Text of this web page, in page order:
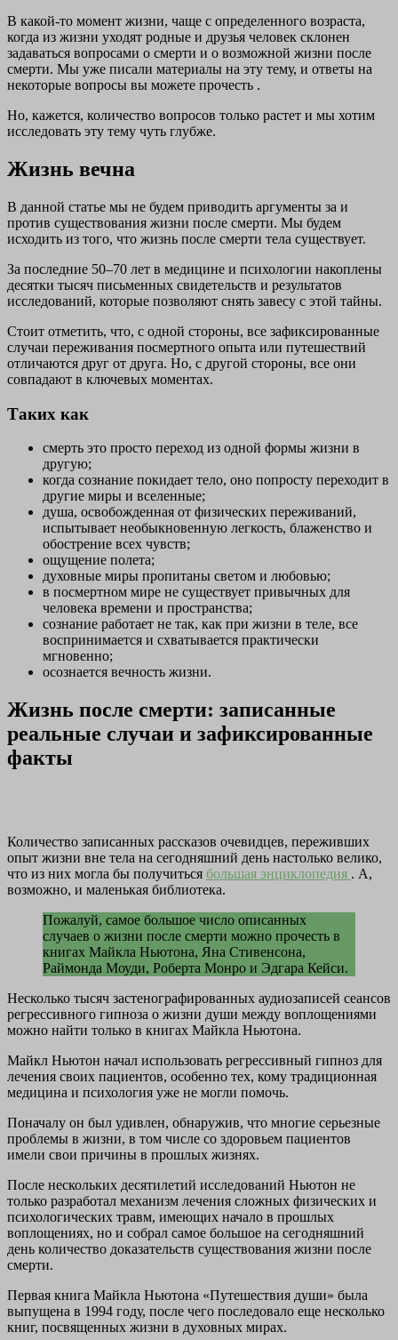
В какой-то момент жизни, чаще с определенного возраста,
когда из жизни уходят родные и друзья человек склонен
задаваться вопросами о смерти и о возможной жизни после
смерти. Мы уже писали материалы на эту тему, и ответы на
некоторые вопросы вы можете прочесть .
Но, кажется, количество вопросов только растет и мы хотим
исследовать эту тему чуть глубже.
Жизнь вечна
В данной статье мы не будем приводить аргументы за и
против существования жизни после смерти. Мы будем
исходить из того, что жизнь после смерти тела существует.
За последние 50–70 лет в медицине и психологии накоплены
десятки тысяч письменных свидетельств и результатов
исследований, которые позволяют снять завесу с этой тайны.
Стоит отметить, что, с одной стороны, все зафиксированные
случаи переживания посмертного опыта или путешествий
отличаются друг от друга. Но, с другой стороны, все они
совпадают в ключевых моментах.
Таких как
смерть это просто переход из одной формы жизни в
другую;
когда сознание покидает тело, оно попросту переходит в
другие миры и вселенные;
душа, освобожденная от физических переживаний,
испытывает необыкновенную легкость, блаженство и
обострение всех чувств;
ощущение полета;
духовные миры пропитаны светом и любовью;
в посмертном мире не существует привычных для
человека времени и пространства;
сознание работает не так, как при жизни в теле, все
воспринимается и схватывается практически
мгновенно;
осознается вечность жизни.
Жизнь после смерти: записанные
реальные случаи и зафиксированные
факты
Количество записанных рассказов очевидцев, переживших
опыт жизни вне тела на сегодняшний день настолько велико,
что из них могла бы получиться большая энциклопедия . А,
возможно, и маленькая библиотека.
Пожалуй, самое большое число описанных
случаев о жизни после смерти можно прочесть в
книгах Майкла Ньютона, Яна Стивенсона,
Раймонда Моуди, Роберта Монро и Эдгара Кейси.
Несколько тысяч застенографированных аудиозаписей сеансов
регрессивного гипноза о жизни души между воплощениями
можно найти только в книгах Майкла Ньютона.
Майкл Ньютон начал использовать регрессивный гипноз для
лечения своих пациентов, особенно тех, кому традиционная
медицина и психология уже не могли помочь.
Поначалу он был удивлен, обнаружив, что многие серьезные
проблемы в жизни, в том числе со здоровьем пациентов
имели свои причины в прошлых жизнях.
После нескольких десятилетий исследований Ньютон не
только разработал механизм лечения сложных физических и
психологических травм, имеющих начало в прошлых
воплощениях, но и собрал самое большое на сегодняшний
день количество доказательств существования жизни после
смерти.
Первая книга Майкла Ньютона «Путешествия души» была
выпущена в 1994 году, после чего последовало еще несколько
книг, посвященных жизни в духовных мирах.